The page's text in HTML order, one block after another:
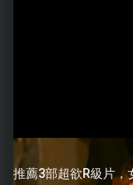
推薦3部超欲R級片，